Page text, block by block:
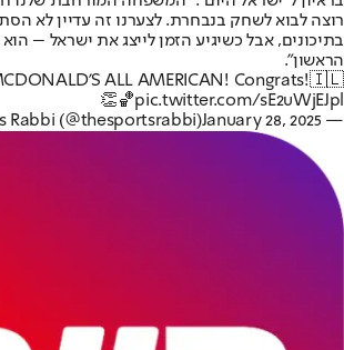
רוצה לבוא לשחק בנבחרת. לצערנו זה עדיין לא
בתיכונים, אבל כשיגיע הזמן לייצג את ישראל –
הראשון".
ALL AMERICAN! Congrats!🇮🇱
👏🏀pic.twitter.com/sE2uWjEJpl
— Sports Rabbi (@thesportsrabbi)
January 28, 2025